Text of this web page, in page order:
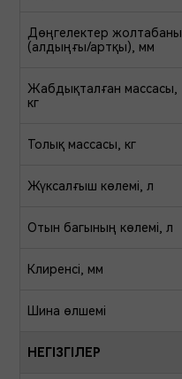
Дөңгелектер жолтабаны
(алдыңғы/артқы), мм
Жабдықталған массасы,
кг
Толық массасы, кг
Жүксалғыш көлемі, л
Отын багының көлемі, л
Клиренсі, мм
Шина өлшемі
НЕГІЗГІЛЕР